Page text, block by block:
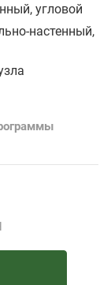
угловой
настенный,